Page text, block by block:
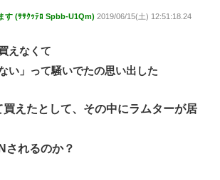
す (ｻｻｸｯﾃﾛ Spbb-U1Qm) 2019/06/15(土) 12:51:18.24
えなくて
い」って騒いでたの思い出した
えたとして、その中にラムターが居
されるのか？